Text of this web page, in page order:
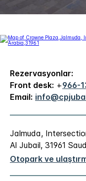
Rezervasyonlar:
Front desk: +966-
Email:
Jalmuda,
Al Jubail, 31961
Otopark ve